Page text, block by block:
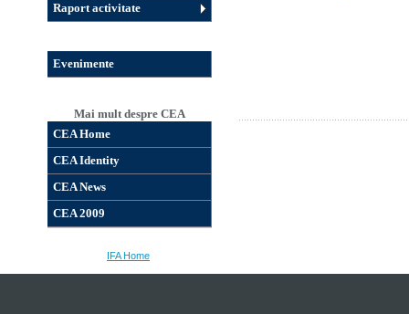
Raport activitate
Evenimente
Mai mult despre CEA
CEA Home
CEA Identity
CEA News
CEA 2009
IFA Home